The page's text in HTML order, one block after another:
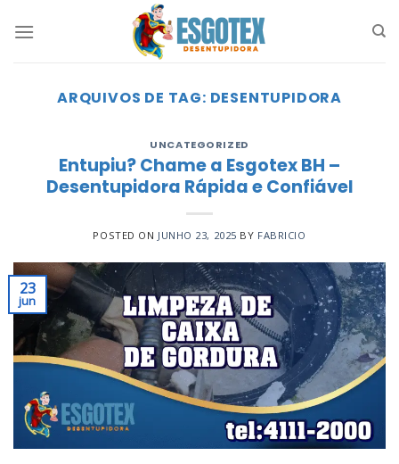
ARQUIVOS DE TAG: DESENTUPIDORA
UNCATEGORIZED
Entupiu? Chame a Esgotex BH –
Desentupidora Rápida e Confiável
POSTED ON JUNHO 23, 2025 BY FABRICIO
23
jun